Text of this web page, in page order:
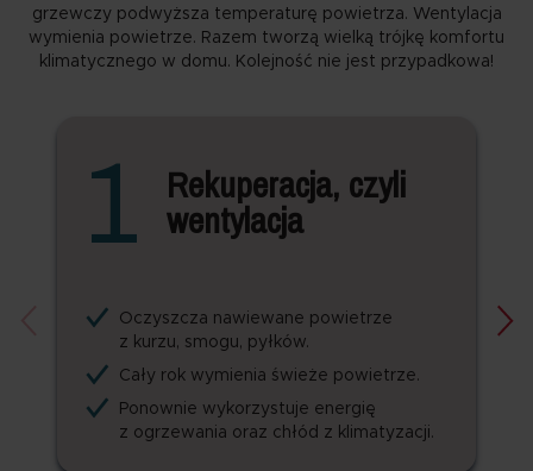
grzewczy podwyższa temperaturę powietrza. Wentylacja
wymienia powietrze. Razem tworzą wielką trójkę komfortu
klimatycznego w domu. Kolejność nie jest przypadkowa!
1 Rekuperacja, czyli
wentylacja
Oczyszcza nawiewane powietrze
z kurzu, smogu, pyłków.
Cały rok wymienia świeże powietrze.
Ponownie wykorzystuje energię
z ogrzewania oraz chłód z klimatyzacji.